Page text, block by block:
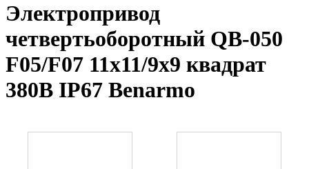
Электропривод
четвертьоборотный QB-050
F05/F07 11х11/9х9 квадрат
380В IP67 Benarmo